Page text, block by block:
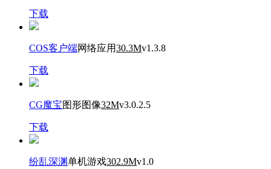
下载
COS客户端网络应用30.3Mv1.3.8
下载
CG魔宝图形图像32Mv3.0.2.5
下载
纷乱深渊单机游戏302.9Mv1.0